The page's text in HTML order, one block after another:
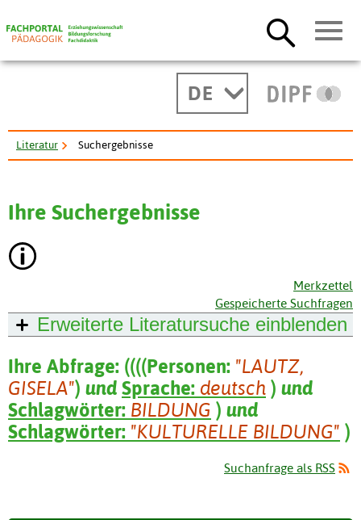
DE
Literatur Suchergebnisse
Ihre Suchergebnisse
Merkzettel
Gespeicherte Suchfragen
Erweiterte Literatursuche einblenden
Ihre Abfrage: ((((Personen: "LAUTZ,
GISELA") und Sprache: deutsch ) und
Schlagwörter: BILDUNG ) und
Schlagwörter: "KULTURELLE BILDUNG" )
Suchanfrage als RSS